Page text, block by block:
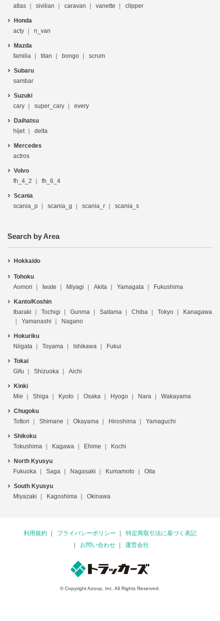
atlas
sivilian caravan vanette clipper
Honda
acty
n_van
Mazda
familia
titan bongo scrum
Subaru
sambar
Suzuki
cary
super_cary every
Daihatsu
hijet
delta
Mercedes
actros
Volvo
fh_4_2
fh_6_4
Scania
scania_p
scania_g scania_r scania_s
Search by Area
Hokkaido
Tohoku
Aomori
Iwate Miyagi Akita Yamagata Fukushima
Kanto/Koshin
Ibaraki
Tochigi Gunma Saitama Chiba Tokyo
Kanagawa
Yamanashi
Nagano
Hokuriku
Niigata
Toyama Ishikawa Fukui
Tokai
Gifu
Shizuoka Aichi
Kinki
Mie
Shiga Kyoto Osaka Hyogo Nara Wakayama
Chugoku
Tottori
Shimane Okayama Hiroshima Yamaguchi
Shikoku
Tokushima
Kagawa Ehime Kochi
North Kyusyu
Fukuoka
Saga Nagasaki Kumamoto Oita
South Kyusyu
Miyazaki
Kagoshima Okinawa
利用規約 プライバシーポリシー
特定商取引法に基づく表記
お問い合わせ
運営会社
© Copyright Azoop, Inc. All Rights Reserved.